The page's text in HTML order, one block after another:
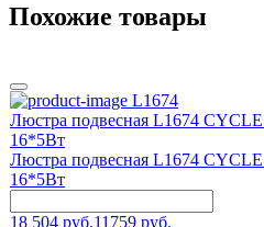
Похожие товары
L1674
Люстра подвесная L1674
16*5Вт
Люстра подвесная L1674
16*5Вт
18 504 руб.11759 руб.